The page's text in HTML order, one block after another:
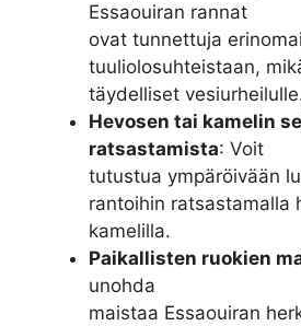
Essaouiran rannat
ovat tunnettuja
tuuliolosuhteistaan,
täydelliset
Hevosen tai kamelin
ratsastamista: Voit
tutustua ympäröivään
rantoihin ratsastamalla
kamelilla.
Paikallisten ruokien
unohda
maistaa Essaouiran